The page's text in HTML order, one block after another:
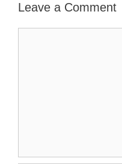
Leave a Comment